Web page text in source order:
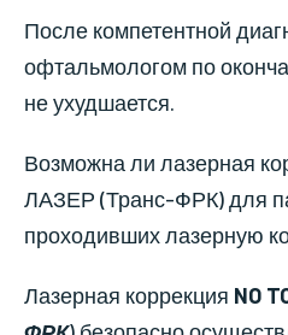
После компетентной
офтальмологом по
не ухудшается.
Возможна ли лазерная
ЛАЗЕР (Транс-ФРК) для
проходивших лазерную
Лазерная коррекция NO